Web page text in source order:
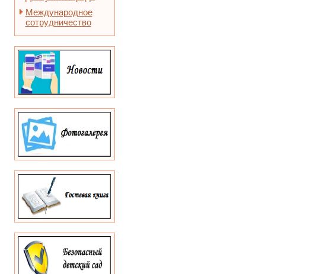
Международное
сотрудничество